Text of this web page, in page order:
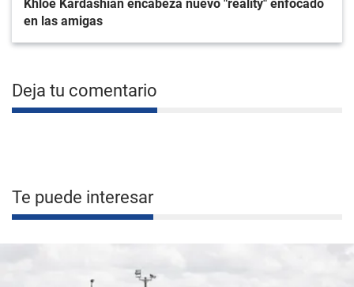
Khloé Kardashian encabeza nuevo "reality" enfocado
en las amigas
Deja tu comentario
Te puede interesar